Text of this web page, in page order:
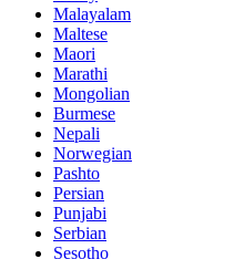
Malayalam
Maltese
Maori
Marathi
Mongolian
Burmese
Nepali
Norwegian
Pashto
Persian
Punjabi
Serbian
Sesotho